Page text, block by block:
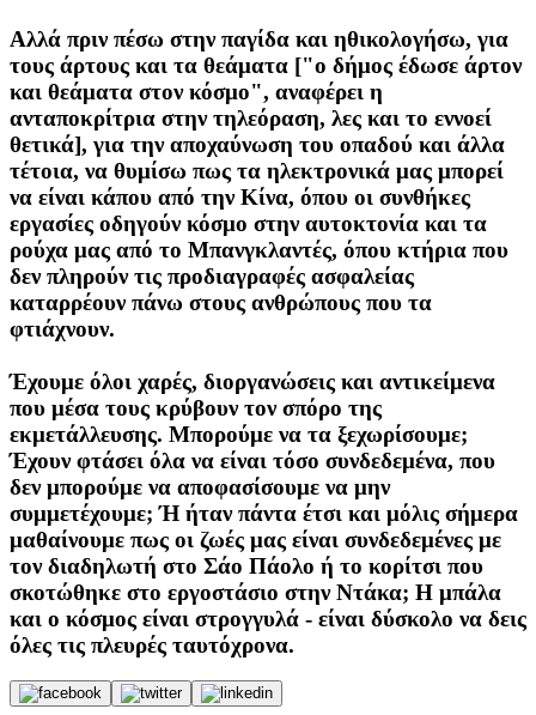
Αλλά πριν πέσω στην παγίδα και ηθικολογήσω, για
τους άρτους και τα θεάματα ["ο δήμος έδωσε άρτον
και θεάματα στον κόσμο", αναφέρει η
ανταποκρίτρια στην τηλεόραση, λες και το εννοεί
θετικά], για την αποχαύνωση του οπαδού και άλλα
τέτοια, να θυμίσω πως τα ηλεκτρονικά μας μπορεί
να είναι κάπου από την Κίνα, όπου οι συνθήκες
εργασίες οδηγούν κόσμο στην αυτοκτονία και τα
ρούχα μας από το Μπανγκλαντές, όπου κτήρια που
δεν πληρούν τις προδιαγραφές ασφαλείας
καταρρέουν πάνω στους ανθρώπους που τα
φτιάχνουν.
Έχουμε όλοι χαρές, διοργανώσεις και αντικείμενα
που μέσα τους κρύβουν τον σπόρο της
εκμετάλλευσης. Μπορούμε να τα ξεχωρίσουμε;
Έχουν φτάσει όλα να είναι τόσο συνδεδεμένα, που
δεν μπορούμε να αποφασίσουμε να μην
συμμετέχουμε; Ή ήταν πάντα έτσι και μόλις σήμερα
μαθαίνουμε πως οι ζωές μας είναι συνδεδεμένες με
τον διαδηλωτή στο Σάο Πάολο ή το κορίτσι που
σκοτώθηκε στο εργοστάσιο στην Ντάκα; Η μπάλα
και ο κόσμος είναι στρογγυλά - είναι δύσκολο να δεις
όλες τις πλευρές ταυτόχρονα.